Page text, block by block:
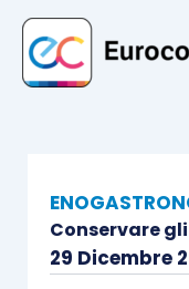
contenuto
Conservare
29 Dicembre